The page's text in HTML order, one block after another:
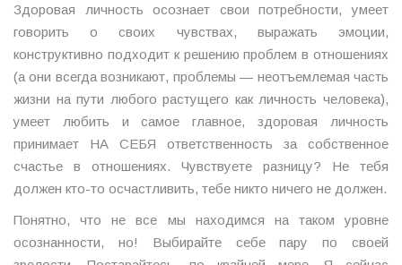
Здоровая личность осознает свои потребности, умеет
говорить о своих чувствах, выражать эмоции,
конструктивно подходит к решению проблем в отношениях
(а они всегда возникают, проблемы — неотъемлемая часть
жизни на пути любого растущего как личность человека),
умеет любить и самое главное, здоровая личность
принимает НА СЕБЯ ответственность за собственное
счастье в отношениях. Чувствуете разницу? Не тебя
должен кто-то осчастливить, тебе никто ничего не должен.
Понятно, что не все мы находимся на таком уровне
осознанности, но! Выбирайте себе пару по своей